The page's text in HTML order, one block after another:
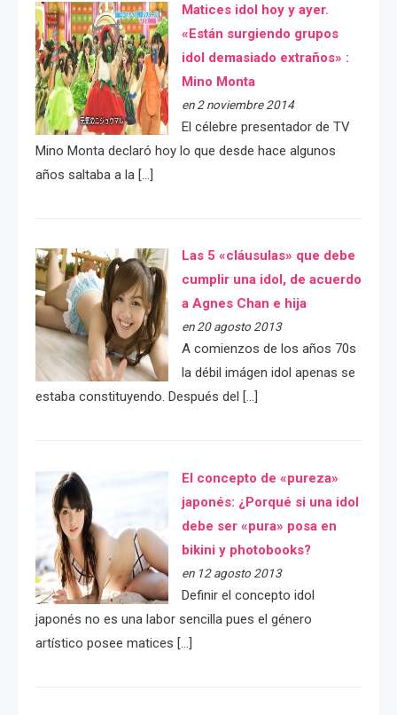
Matices idol hoy y ayer.
«Están surgiendo grupos
idol demasiado extraños» :
Mino Monta
en 2 noviembre 2014
El célebre presentador de TV
Mino Monta declaró hoy lo que desde hace algunos
años saltaba a la […]
Las 5 «cláusulas» que debe
cumplir una idol, de acuerdo
a Agnes Chan e hija
en 20 agosto 2013
A comienzos de los años 70s
la débil imágen idol apenas se
estaba constituyendo. Después del […]
El concepto de «pureza»
japonés: ¿Porqué si una idol
debe ser «pura» posa en
bikini y photobooks?
en 12 agosto 2013
Definir el concepto idol
japonés no es una labor sencilla pues el género
artístico posee matices […]